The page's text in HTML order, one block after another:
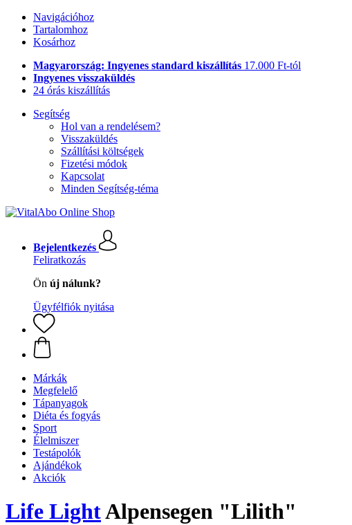
Navigációhoz
Tartalomhoz
Kosárhoz
Magyarország: Ingyenes standard kiszállítás 17.000 Ft-tól
Ingyenes visszaküldés
24 órás kiszállítás
Segítség
Hol van a rendelésem?
Visszaküldés
Szállítási költségek
Fizetési módok
Kapcsolat
Minden Segítség-téma
Bejelentkezés
Feliratkozás
Ön új nálunk?
Ügyfélfiók nyitása
Márkák
Megfelelő
Tápanyagok
Diéta és fogyás
Sport
Élelmiszer
Testápolók
Ajándékok
Akciók
Life LightAlpensegen "Lilith"